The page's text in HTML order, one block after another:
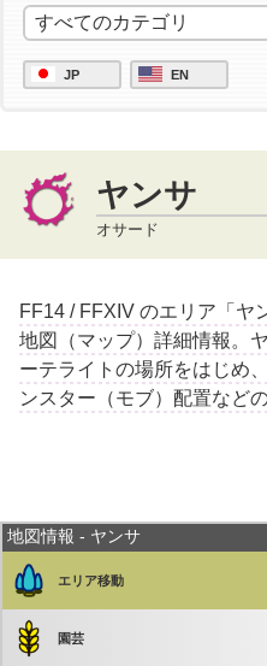
JP EN
ヤンサ
オサード
FF14 / FFXIV のエリア「ヤ
地図（マップ）詳細情報。
ーテライトの場所をはじめ
ンスター（モブ）配置など
地図情報 - ヤンサ
エリア移動
園芸